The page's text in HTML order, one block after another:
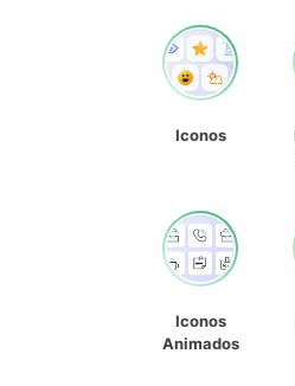
Iconos
Iconos
Animados